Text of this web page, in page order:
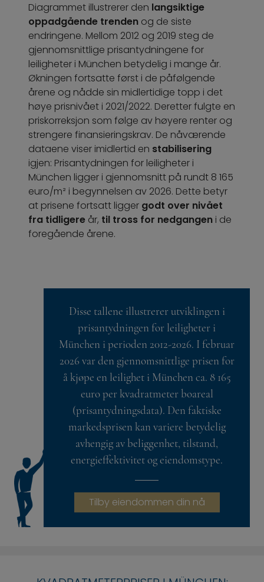
Diagrammet illustrerer den langsiktige
oppadgående trenden og de siste
endringene. Mellom 2012 og 2019 steg de
gjennomsnittlige prisantydningene for
leiligheter i München betydelig i mange år.
Økningen fortsatte først i de påfølgende
årene og nådde sin midlertidige topp i det
høye prisnivået i 2021/2022. Deretter fulgte en
priskorreksjon som følge av høyere renter og
strengere finansieringskrav. De nåværende
dataene viser imidlertid en stabilisering
igjen: Prisantydningen for leiligheter i
München ligger i gjennomsnitt på rundt 8 165
euro/m² i begynnelsen av 2026. Dette betyr
at prisene fortsatt ligger godt over nivået
fra tidligere år, til tross for nedgangen i de
foregående årene.
Disse tallene illustrerer utviklingen i
prisantydningen for leiligheter i
München i perioden 2012-2026. I februar
2026 var den gjennomsnittlige prisen for
å kjøpe en leilighet i München ca. 8 165
euro per kvadratmeter boareal
(prisantydningsdata). Den faktiske
markedsprisen kan variere betydelig
avhengig av beliggenhet, tilstand,
energieffektivitet og eiendomstype.
Tilby eiendommen din nå